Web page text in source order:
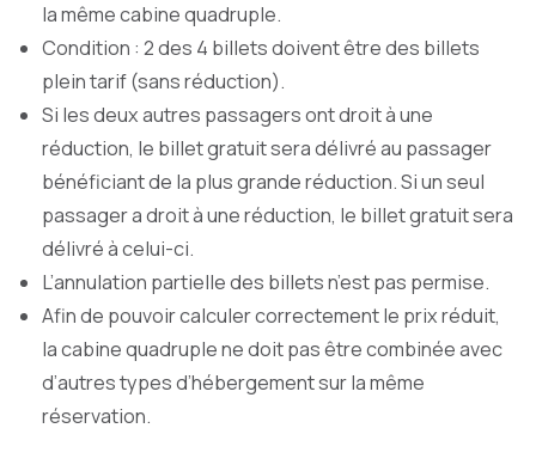
la même cabine quadruple.
Condition : 2 des 4 billets doivent être des billets
plein tarif (sans réduction).
Si les deux autres passagers ont droit à une
réduction, le billet gratuit sera délivré au passager
bénéficiant de la plus grande réduction. Si un seul
passager a droit à une réduction, le billet gratuit sera
délivré à celui-ci.
L’annulation partielle des billets n’est pas permise.
Afin de pouvoir calculer correctement le prix réduit,
la cabine quadruple ne doit pas être combinée avec
d’autres types d’hébergement sur la même
réservation.